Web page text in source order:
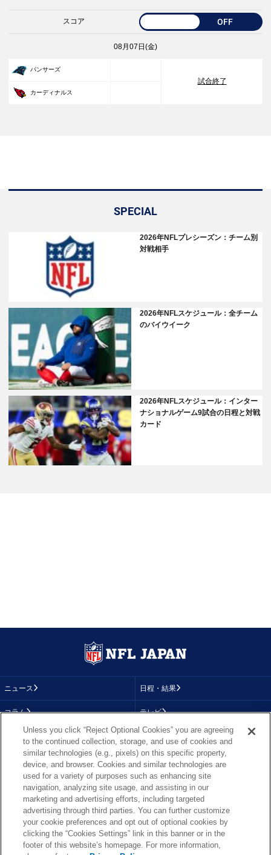
スコア OFF
08月07日(金)
パンサーズ
試合終了
カーディナルス
SPECIAL
2026年NFLプレシーズン：チーム別
対戦相手
2026年NFLスケジュール：全チーム
のバイウイーク
2026年NFLスケジュール：インター
ナショナルゲーム9試合の日程と対戦
カード
ニュース 日程・結果
コラム テレビ
順位表
About NFL
More NFL 特集
TOP お問い合わせ FAQ
Unless you click “Reject Optional Cookies” you are agreeing
to the continued collection, storage, and use of cookies and
similar technologies (e.g., pixels) on this specific property,
device, and browser. Cookies and similar technologies are
used for a variety of purposes such as enhancing site
navigation, analyzing site usage, and assisting in our
marketing and advertising efforts, including targeted
advertising through third parties. You can further customize
your cookie preferences and opt out of optional cookies by
clicking the “Cookies Settings” link in this banner or in the
footer of this website’s homepage. For more information,